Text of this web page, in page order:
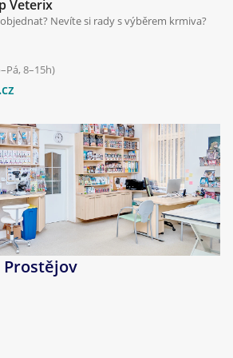
používání
Veterix
Nevíte si rady s výběrem krmiva?
8–15h)